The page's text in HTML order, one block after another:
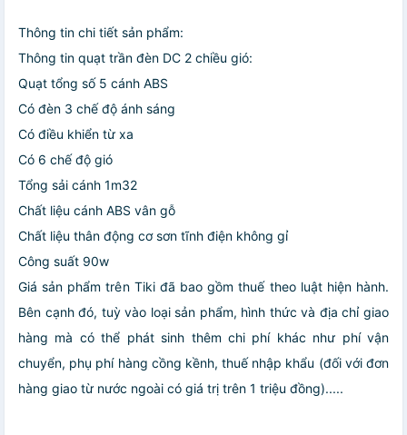
Thông tin chi tiết sản phẩm:
Thông tin quạt trần đèn DC 2 chiều gió:
Quạt tổng số 5 cánh ABS
Có đèn 3 chế độ ánh sáng
Có điều khiển từ xa
Có 6 chế độ gió
Tổng sải cánh 1m32
Chất liệu cánh ABS vân gỗ
Chất liệu thân động cơ sơn tĩnh điện không gỉ
Công suất 90w
Giá sản phẩm trên Tiki đã bao gồm thuế theo luật hiện hành.
Bên cạnh đó, tuỳ vào loại sản phẩm, hình thức và địa chỉ giao
hàng mà có thể phát sinh thêm chi phí khác như phí vận
chuyển, phụ phí hàng cồng kềnh, thuế nhập khẩu (đối với đơn
hàng giao từ nước ngoài có giá trị trên 1 triệu đồng).....